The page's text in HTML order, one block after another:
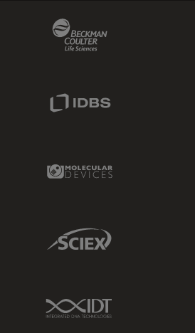
Molecular Devices Link
Sciex Link
IDT Link